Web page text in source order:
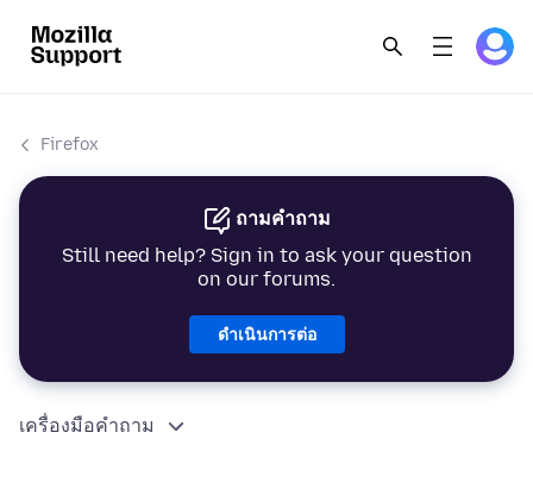
Firefox
ถามคำถาม
Still need help? Sign in to ask your question
on our forums.
ดำเนินการต่อ
เครื่องมือคำถาม